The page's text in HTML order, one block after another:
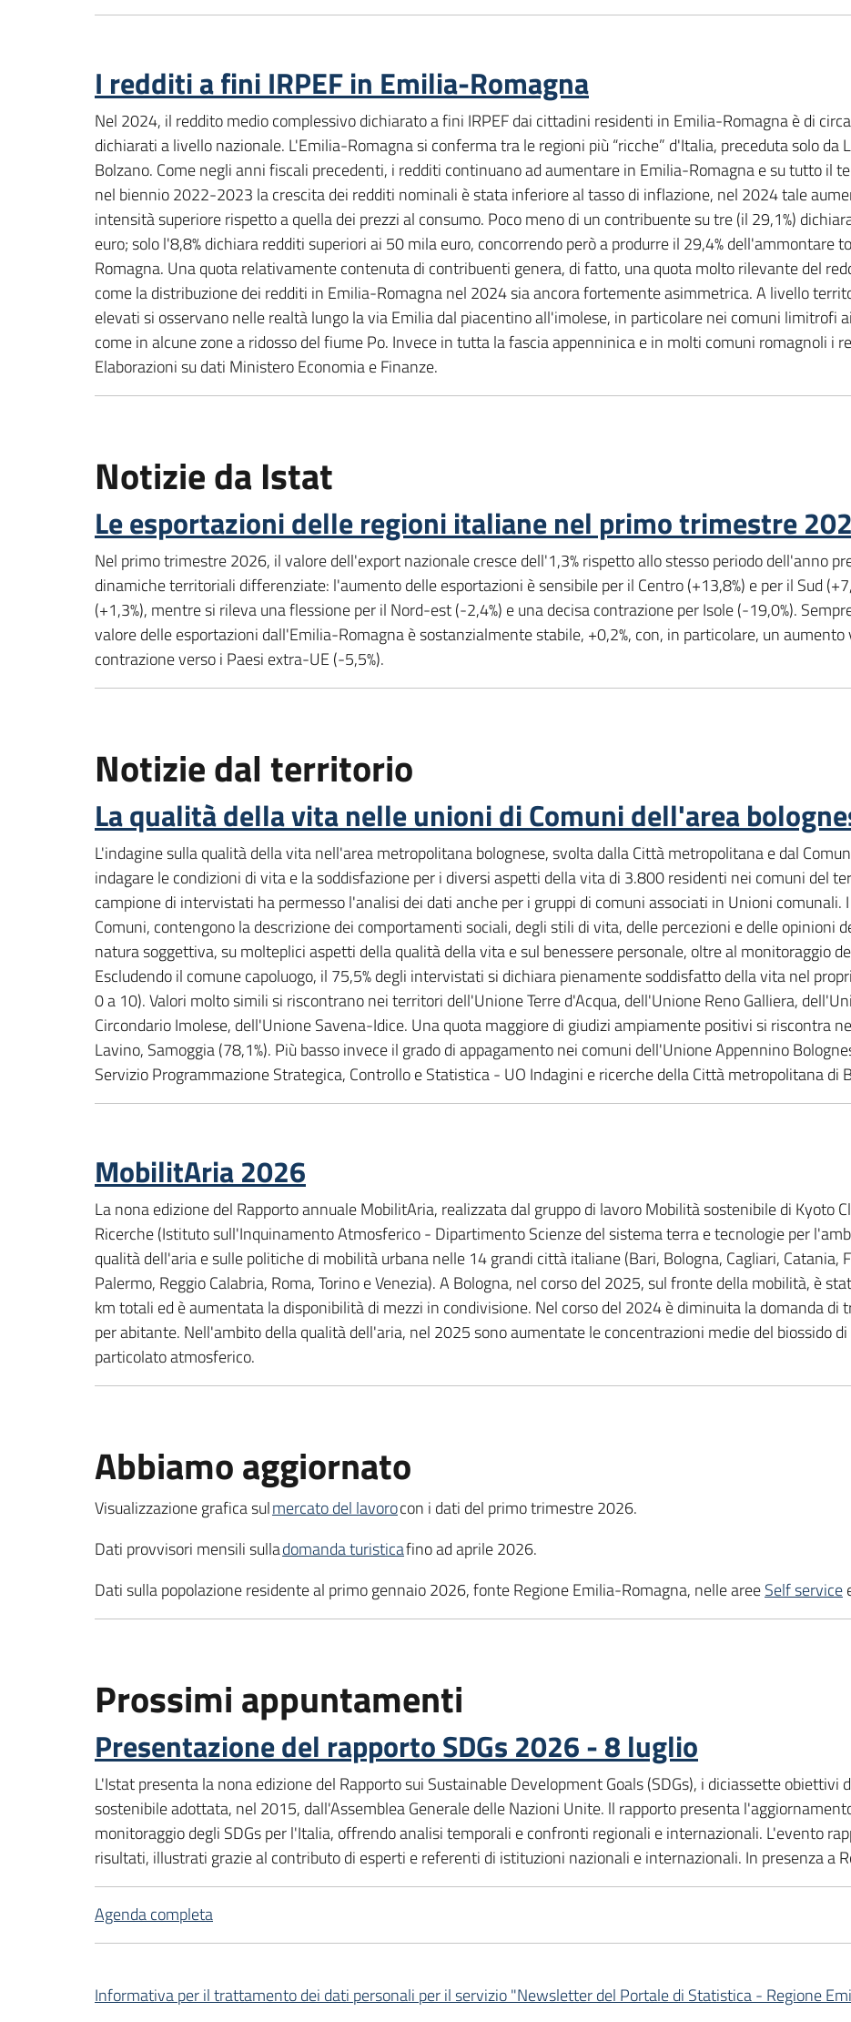
I redditi a fini IRPEF in Emilia-Romagna
Nel 2024, il reddito medio complessivo dichiarato a fini IRPEF dai cittadini residenti in Emilia-Romagna è di
dichiarati a livello nazionale. L'Emilia-Romagna si conferma tra le regioni più “ricche” d'Italia, preceduta solo da
Bolzano. Come negli anni fiscali precedenti, i redditi continuano ad aumentare in Emilia-Romagna e su tutto il
nel biennio 2022-2023 la crescita dei redditi nominali è stata inferiore al tasso di inflazione, nel 2024 tale
intensità superiore rispetto a quella dei prezzi al consumo. Poco meno di un contribuente su tre (il 29,1%)
euro; solo l'8,8% dichiara redditi superiori ai 50 mila euro, concorrendo però a produrre il 29,4% dell'ammontare
Romagna. Una quota relativamente contenuta di contribuenti genera, di fatto, una quota molto rilevante del
come la distribuzione dei redditi in Emilia-Romagna nel 2024 sia ancora fortemente asimmetrica. A livello
elevati si osservano nelle realtà lungo la via Emilia dal piacentino all'imolese, in particolare nei comuni limitrofi
come in alcune zone a ridosso del fiume Po. Invece in tutta la fascia appenninica e in molti comuni romagnoli i
Elaborazioni su dati Ministero Economia e Finanze.
Notizie da Istat
Le esportazioni delle regioni italiane nel primo trimestre
Nel primo trimestre 2026, il valore dell'export nazionale cresce dell'1,3% rispetto allo stesso periodo dell'anno
dinamiche territoriali differenziate: l'aumento delle esportazioni è sensibile per il Centro (+13,8%) e per il Sud
(+1,3%), mentre si rileva una flessione per il Nord-est (-2,4%) e una decisa contrazione per Isole (-19,0%).
valore delle esportazioni dall'Emilia-Romagna è sostanzialmente stabile, +0,2%, con, in particolare, un aumento
contrazione verso i Paesi extra-UE (-5,5%).
Notizie dal territorio
La qualità della vita nelle unioni di Comuni dell'area
L'indagine sulla qualità della vita nell'area metropolitana bolognese, svolta dalla Città metropolitana e dal
indagare le condizioni di vita e la soddisfazione per i diversi aspetti della vita di 3.800 residenti nei comuni del
campione di intervistati ha permesso l'analisi dei dati anche per i gruppi di comuni associati in Unioni
Comuni, contengono la descrizione dei comportamenti sociali, degli stili di vita, delle percezioni e delle opinioni
natura soggettiva, su molteplici aspetti della qualità della vita e sul benessere personale, oltre al monitoraggio
Escludendo il comune capoluogo, il 75,5% degli intervistati si dichiara pienamente soddisfatto della vita nel
0 a 10). Valori molto simili si riscontrano nei territori dell'Unione Terre d'Acqua, dell'Unione Reno Galliera,
Circondario Imolese, dell'Unione Savena-Idice. Una quota maggiore di giudizi ampiamente positivi si riscontra
Lavino, Samoggia (78,1%). Più basso invece il grado di appagamento nei comuni dell'Unione Appennino
Servizio Programmazione Strategica, Controllo e Statistica - UO Indagini e ricerche della Città metropolitana di
MobilitAria 2026
La nona edizione del Rapporto annuale MobilitAria, realizzata dal gruppo di lavoro Mobilità sostenibile di Kyoto
Ricerche (Istituto sull'Inquinamento Atmosferico - Dipartimento Scienze del sistema terra e tecnologie per
qualità dell'aria e sulle politiche di mobilità urbana nelle 14 grandi città italiane (Bari, Bologna, Cagliari, Catania,
Palermo, Reggio Calabria, Roma, Torino e Venezia). A Bologna, nel corso del 2025, sul fronte della mobilità, è
km totali ed è aumentata la disponibilità di mezzi in condivisione. Nel corso del 2024 è diminuita la domanda di
per abitante. Nell'ambito della qualità dell'aria, nel 2025 sono aumentate le concentrazioni medie del biossido
particolato atmosferico.
Abbiamo aggiornato
Visualizzazione grafica sulmercato del lavorocon i dati del primo trimestre 2026.
Dati provvisori mensili sulladomanda turisticafino ad aprile 2026.
Dati sulla popolazione residente al primo gennaio 2026, fonte Regione Emilia-Romagna, nelle areeSelf service
Prossimi appuntamenti
Presentazione del rapporto SDGs 2026 - 8 luglio
L'Istat presenta la nona edizione del Rapporto sui Sustainable Development Goals (SDGs), i diciassette obiettivi
sostenibile adottata, nel 2015, dall'Assemblea Generale delle Nazioni Unite. ll rapporto presenta
monitoraggio degli SDGs per l'Italia, offrendo analisi temporali e confronti regionali e internazionali. L'evento
risultati, illustrati grazie al contributo di esperti e referenti di istituzioni nazionali e internazionali. In presenza a
Agenda completa
Informativa per il trattamento dei dati personali per il servizio "Newsletter del Portale di Statistica - Regione